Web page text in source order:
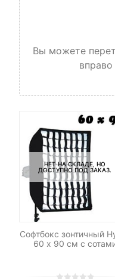
Вы можете
НЕТ НА СКЛАДЕ, НО
ДОСТУПНО ПОД ЗАКАЗ.
Софтбокс зонтичный
60 х 90 см с